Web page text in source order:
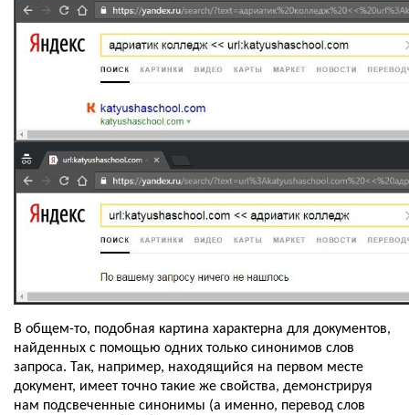
В общем-то, подобная картина характерна для документов,
найденных с помощью одних только синонимов слов
запроса. Так, например, находящийся на первом месте
документ, имеет точно такие же свойства, демонстрируя
нам подсвеченные синонимы (а именно, перевод слов